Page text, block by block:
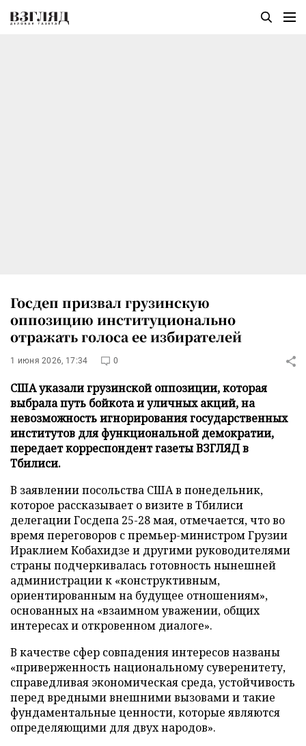
Госдеп призвал грузинскую
оппозицию институционально
отражать голоса ее избирателей
1 июня 2026, 17:34 0
США указали грузинской оппозиции, которая
выбрала путь бойкота и уличных акций, на
невозможность игнорирования государственных
институтов для функциональной демократии,
передает корреспондент газеты ВЗГЛЯД в
Тбилиси.
В заявлении посольства США в понедельник,
которое рассказывает о визите в Тбилиси
делегации Госдепа 25-28 мая, отмечается, что во
время переговоров с премьер-министром Грузии
Ираклием Кобахидзе и другими руководителями
страны подчеркивалась готовность нынешней
администрации к «конструктивным,
ориентированным на будущее отношениям»,
основанных на «взаимном уважении, общих
интересах и откровенном диалоге».
В качестве сфер совпадения интересов названы
«приверженность национальному суверенитету,
справедливая экономическая среда, устойчивость
перед вредными внешними вызовами и такие
фундаментальные ценности, которые являются
определяющими для двух народов».